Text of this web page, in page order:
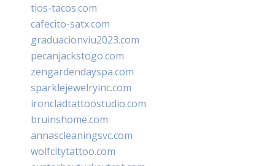
tios-tacos.com
cafecito-satx.com
graduacionviu2023.com
pecanjackstogo.com
zengardendayspa.com
sparklejewelryinc.com
ironcladtattoostudio.com
bruinshome.com
annascleaningsvc.com
wolfcitytattoo.com